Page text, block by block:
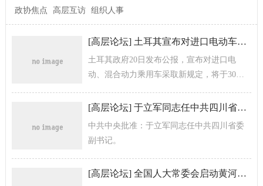
政协焦点
高层互访 组织人事
[高层论坛] 土耳其宣布对进口电动车采取新规定
土耳其政府20日发布公报，宣布对进口电
动、混合动力乘用车采取新规定，将于30天
[高层论坛] 于立军同志任中共四川省委副书记
中共中央批准：于立军同志任中共四川省委
副书记。
[高层论坛] 全国人大常委会启动黄河保护法执法检查